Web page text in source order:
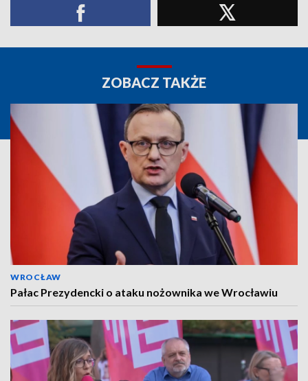
ZOBACZ TAKŻE
WROCŁAW
Pałac Prezydencki o ataku nożownika we Wrocławiu